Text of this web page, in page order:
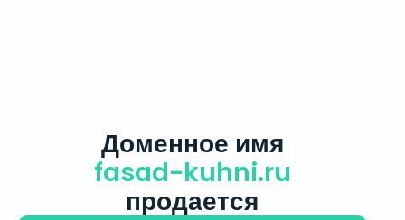
Доменное имя
fasad-kuhni.ru
продается